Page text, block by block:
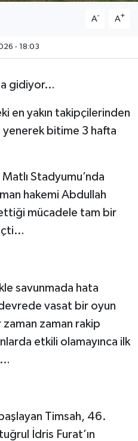
A- A+
- 18:03
gidiyor…
en yakın takipçilerinden
bitime 3 hafta
Stadyumu’nda
hakemi Abdullah
mücadele tam bir
savunmada hata
vasat bir oyun
zaman rakip
etkili olamayınca ilk
başlayan Timsah, 46.
İdris Furat’ın